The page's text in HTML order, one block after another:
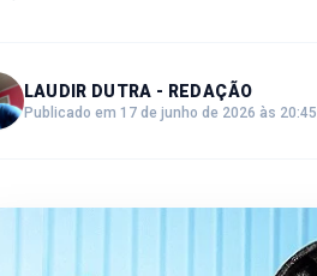
LAUDIR DUTRA - REDAÇÃO
Publicado em 17 de junho de 2026 às 20:45